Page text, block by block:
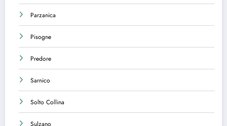
Parzanica
Pisogne
Predore
Sarnico
Solto Collina
Sulzano